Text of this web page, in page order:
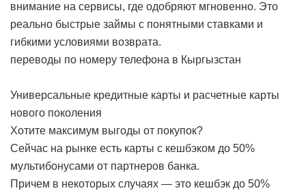
внимание на сервисы, где одобряют мгновенно. Это
реально быстрые займы с понятными ставками и
гибкими условиями возврата.
переводы по номеру телефона в Кыргызстан
Универсальные кредитные карты и расчетные карты
нового поколения
Хотите максимум выгоды от покупок?
Сейчас на рынке есть карты с кешбэком до 50%
мультибонусами от партнеров банка.
Причем в некоторых случаях — это кешбэк до 50%